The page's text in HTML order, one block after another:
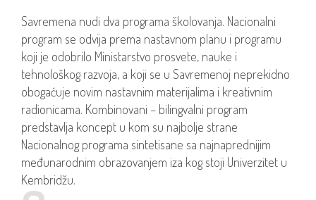
Savremena nudi dva programa školovanja. Nacionalni
program se odvija prema nastavnom planu i programu
koji je odobrilo Ministarstvo prosvete, nauke i
tehnološkog razvoja, a koji se u Savremenoj neprekidno
obogaćuje novim nastavnim materijalima i kreativnim
radionicama. Kombinovani – bilingvalni program
predstavlja koncept u kom su najbolje strane
Nacionalnog programa sintetisane sa najnaprednijim
međunarodnim obrazovanjem iza kog stoji Univerzitet u
Kembridžu.